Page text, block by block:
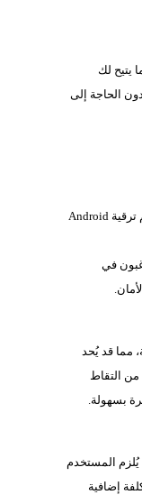
3.5 ملم، مما يتيح لك
الحاجة إلى
يعمل الهاتف بنظام Android 12، و لا يدعم ترقية Android
في
مما قد يُحد
من التقاط
بسهولة.
يُلزم المستخدم
إضافية